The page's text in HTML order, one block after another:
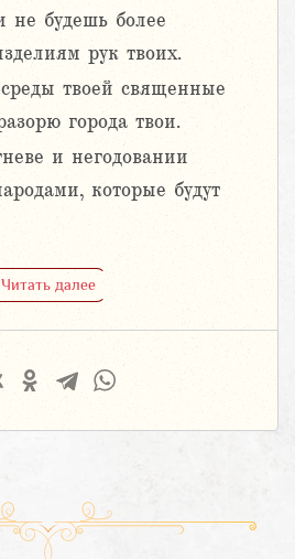
не будешь более
рук твоих.
твоей священные
города твои.
и негодовании
которые будут
Читать далее